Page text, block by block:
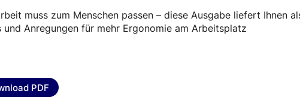
muss zum Menschen passen – diese Ausgabe liefert Ihnen
und Anregungen für mehr Ergonomie am Arbeitsplatz
PDF